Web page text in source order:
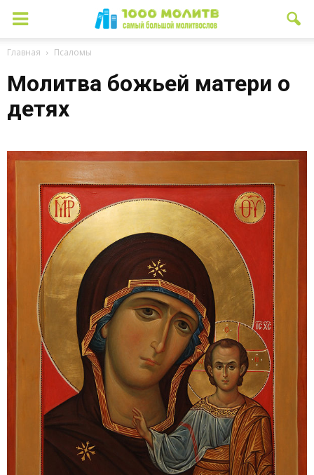
Главная Псаломы
Молитва божьей матери о
детях